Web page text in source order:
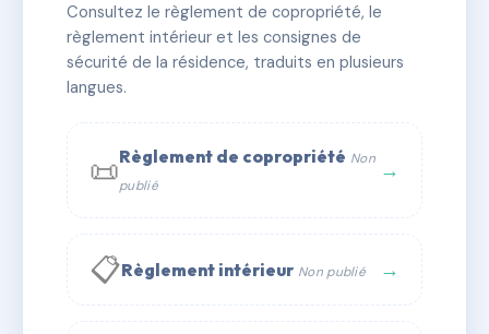
✓ Immatriculée 🏠 16 lots 🏗 6 bâtiment(s)
📞 Contacter Syndic Digital
Consultez le règlement de copropriété, le
règlement intérieur et les consignes de
sécurité de la résidence, traduits en plusieurs
langues.
📜Règlement de copropriété Non
publié
→
📋Règlement intérieur Non publié →